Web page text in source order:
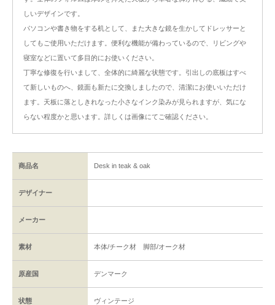
しいデザインです。
パソコンや書き物をする机として、また大きな鏡を生かしてドレッサーと
してもご使用いただけます。便利な機能が備わっているので、リビングや
寝室などに置いて多目的にお使いください。
丁寧な修復を行いまして、全体的に綺麗な状態です。引出しの底板はすべ
て新しいものへ、鏡面も新たに交換しましたので、清潔にお使いいただけ
ます。天板に落としきれなった小さなインク染みが見られますが、気にな
らない程度かと思います。詳しくは画像にてご確認ください。
商品名 Desk in teak & oak
デザイナー
メーカー
素材 本体/チーク材 脚部/オーク材
原産国 デンマーク
状態 ヴィンテージ